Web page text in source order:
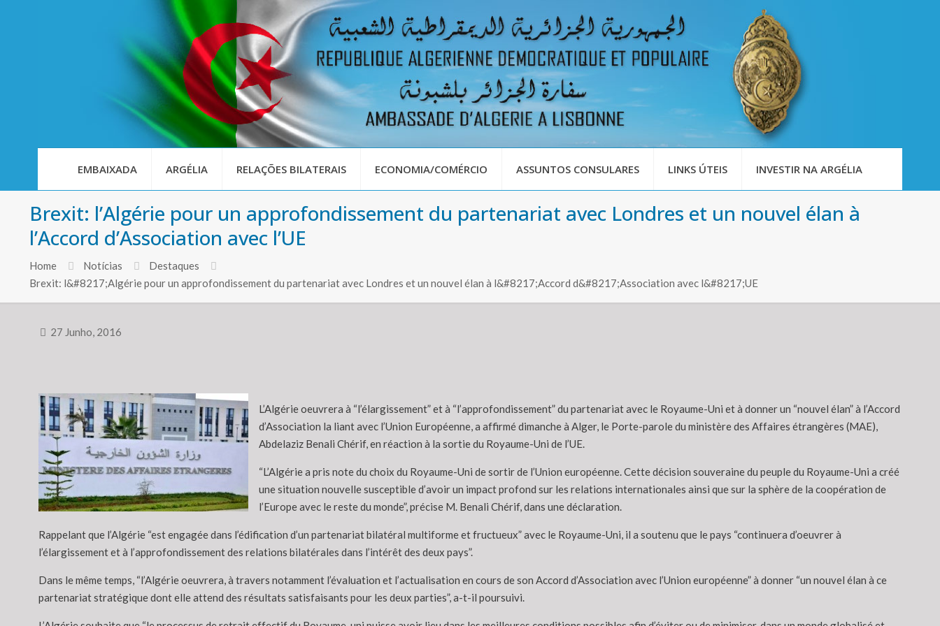
EMBAIXADA ARGÉLIA RELAÇÕES BILATERAIS ECONOMIA/COMÉRCIO ASSUNTOS CONSULARES LINKS ÚTEIS INVESTIR NA ARGÉLIA
Brexit: l’Algérie pour un approfondissement du partenariat avec Londres et un nouvel élan à
l’Accord d’Association avec l’UE
Home Notícias
Destaques
Brexit: l&#8217;Algérie pour un approfondissement du partenariat avec Londres et un nouvel élan à l&#8217;Accord d&#8217;Association avec l&#8217;UE
27 Junho, 2016
L’Algérie oeuvrera à “l’élargissement” et à “l’approfondissement” du partenariat avec le Royaume-Uni et à donner un “nouvel élan” à l’Accord
d’Association la liant avec l’Union Européenne, a affirmé dimanche à Alger, le Porte-parole du ministère des Affaires étrangères (MAE),
Abdelaziz Benali Chérif, en réaction à la sortie du Royaume-Uni de l’UE.
“L’Algérie a pris note du choix du Royaume-Uni de sortir de l’Union européenne. Cette décision souveraine du peuple du Royaume-Uni a créé
une situation nouvelle susceptible d’avoir un impact profond sur les relations internationales ainsi que sur la sphère de la coopération de
l’Europe avec le reste du monde”, précise M. Benali Chérif, dans une déclaration.
Rappelant que l’Algérie “est engagée dans l’édification d’un partenariat bilatéral multiforme et fructueux” avec le Royaume-Uni, il a soutenu que le pays “continuera d’oeuvrer à
l’élargissement et à l’approfondissement des relations bilatérales dans l’intérêt des deux pays”.
Dans le même temps, “l’Algérie oeuvrera, à travers notamment l’évaluation et l’actualisation en cours de son Accord d’Association avec l’Union européenne” à donner “un nouvel élan à ce
partenariat stratégique dont elle attend des résultats satisfaisants pour les deux parties”, a-t-il poursuivi.